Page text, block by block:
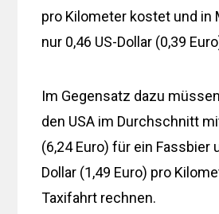
pro Kilometer kostet und in
nur 0,46 US-Dollar (0,39
Im Gegensatz dazu
den USA im Durchschnitt
(6,24 Euro) für ein Fassbier
Dollar (1,49 Euro) pro
Taxifahrt rechnen.